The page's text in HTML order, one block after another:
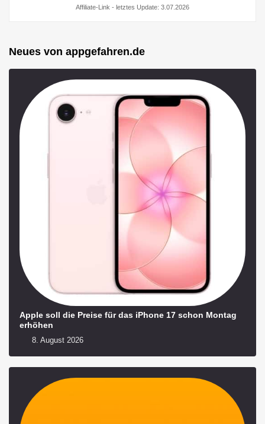
Affiliate-Link - letztes Update: 3.07.2026
Neues von appgefahren.de
Apple soll die Preise für das iPhone 17 schon Montag
erhöhen
8. August 2026